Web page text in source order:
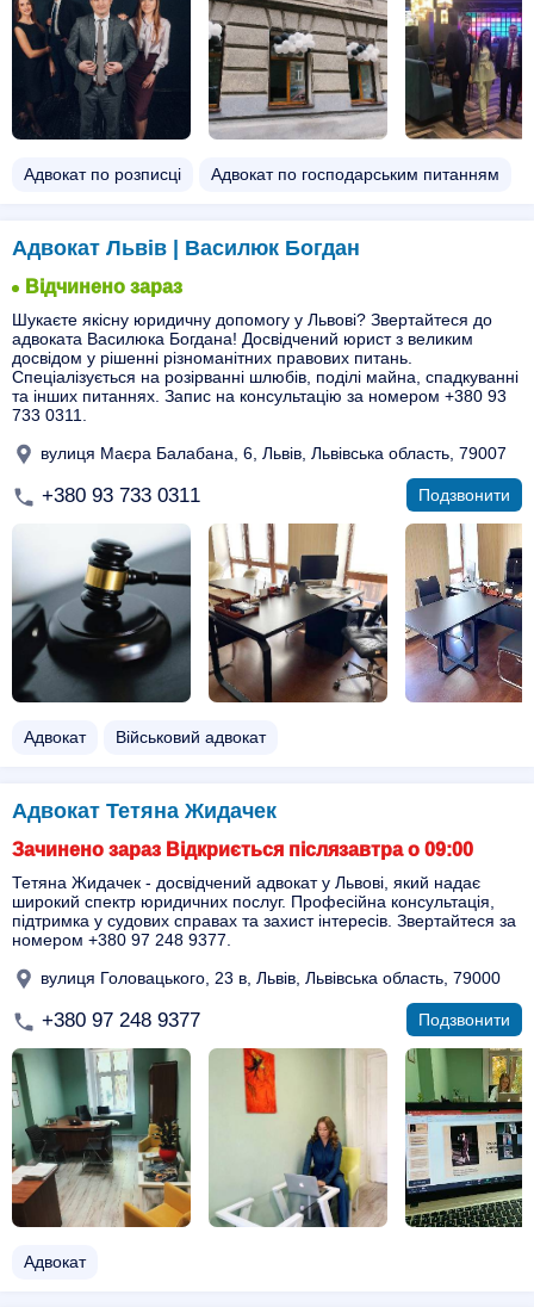
Адвокат по розписці Адвокат по господарським питанням
Адвокат Львів | Василюк Богдан
Відчинено зараз
Шукаєте якісну юридичну допомогу у Львові? Звертайтеся до
адвоката Василюка Богдана! Досвідчений юрист з великим
досвідом у рішенні різноманітних правових питань.
Спеціалізується на розірванні шлюбів, поділі майна, спадкуванні
та інших питаннях. Запис на консультацію за номером +380 93
733 0311.
вулиця Маєра Балабана, 6, Львів, Львівська область, 79007
+380 93 733 0311 Подзвонити
Адвокат Військовий адвокат
Адвокат Тетяна Жидачек
Зачинено зараз Відкриється післязавтра о 09:00
Тетяна Жидачек - досвідчений адвокат у Львові, який надає
широкий спектр юридичних послуг. Професійна консультація,
підтримка у судових справах та захист інтересів. Звертайтеся за
номером +380 97 248 9377.
вулиця Головацького, 23 в, Львів, Львівська область, 79000
+380 97 248 9377 Подзвонити
Адвокат